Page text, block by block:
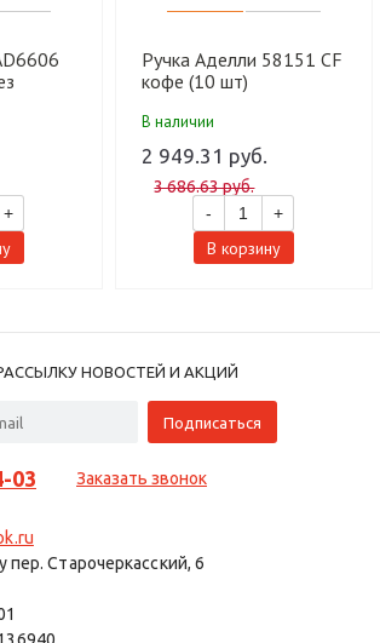
+
Ручка Аделли 58151 CF
кофе (10 шт)
В наличии
2 949.31 руб.
3 686.63 руб.
-
+
В корзину
НОВОСТЕЙ И АКЦИЙ
03 Заказать звонок
пер. Старочеркасский, 6